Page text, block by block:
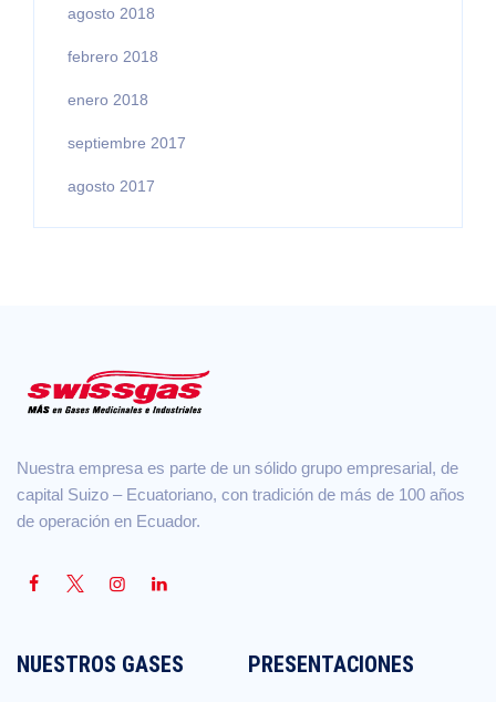
agosto 2018
febrero 2018
enero 2018
septiembre 2017
agosto 2017
Nuestra empresa es parte de un sólido grupo empresarial, de
capital Suizo – Ecuatoriano, con tradición de más de 100 años
de operación en Ecuador.
NUESTROS GASES PRESENTACIONES